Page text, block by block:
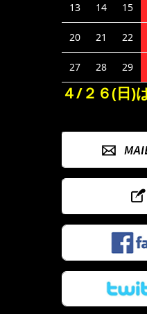
13 14 15
20 21 22
27 28 29
４/２６(日)